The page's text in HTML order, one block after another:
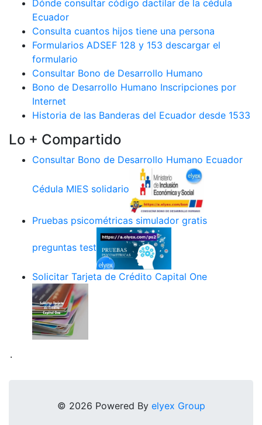
Dónde consultar código dactilar de la cédula
Ecuador
Consulta cuantos hijos tiene una persona
Formularios ADSEF 128 y 153 descargar el
formulario
Consultar Bono de Desarrollo Humano
Bono de Desarrollo Humano Inscripciones por
Internet
Historia de las Banderas del Ecuador desde 1533
Lo + Compartido
Consultar Bono de Desarrollo Humano Ecuador
Cédula MIES solidario
Pruebas psicométricas simulador gratis
preguntas test
Solicitar Tarjeta de Crédito Capital One
.
© 2026 Powered By elyex Group